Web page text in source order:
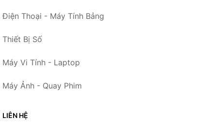
Điện Thoại - Máy Tính Bảng
Thiết Bị Số
Máy Vi Tính - Laptop
Máy Ảnh - Quay Phim
LIÊN HỆ